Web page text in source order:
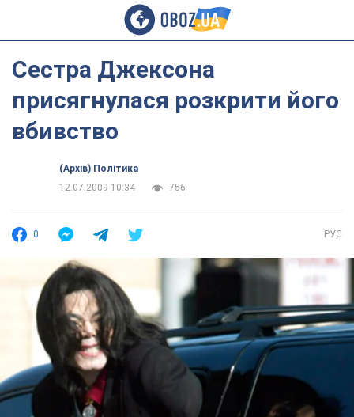
Сестра Джексона
присягнулася розкрити його
вбивство
(Архів) Політика
12.07.2009 10:34
756
0 РУС